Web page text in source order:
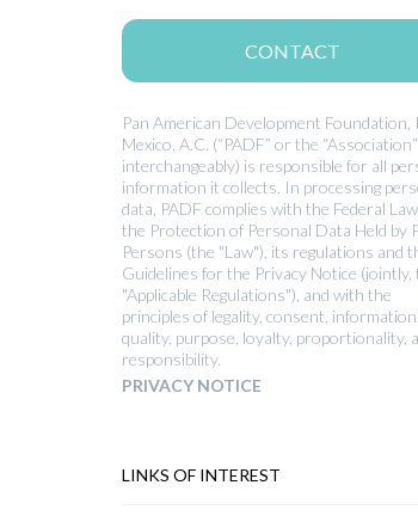
CONTACT
Pan American Development Foundation,
Mexico, A.C. (“PADF” or the “Association”
interchangeably) is responsible for all
information it collects. In processing
data, PADF complies with the Federal
the Protection of Personal Data Held by
Persons (the "Law"), its regulations and
Guidelines for the Privacy Notice (jointly,
"Applicable Regulations"), and with the
principles of legality, consent, information,
quality, purpose, loyalty, proportionality,
responsibility.
PRIVACY NOTICE
LINKS OF INTEREST